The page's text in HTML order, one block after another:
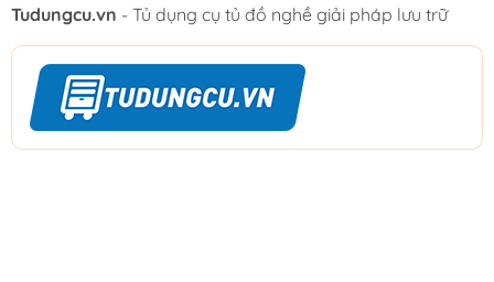
Tudungcu.vn - Tủ dụng cụ tủ đồ nghề giải pháp lưu trữ